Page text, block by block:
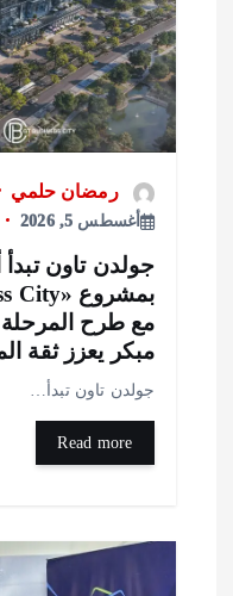
رمضان حلمي
اقتصاد
أغسطس 5, 2026
32
تاون تبدأ أعمال
طرح المرحلة الأولى
يعزز ثقة
تاون تبدأ…